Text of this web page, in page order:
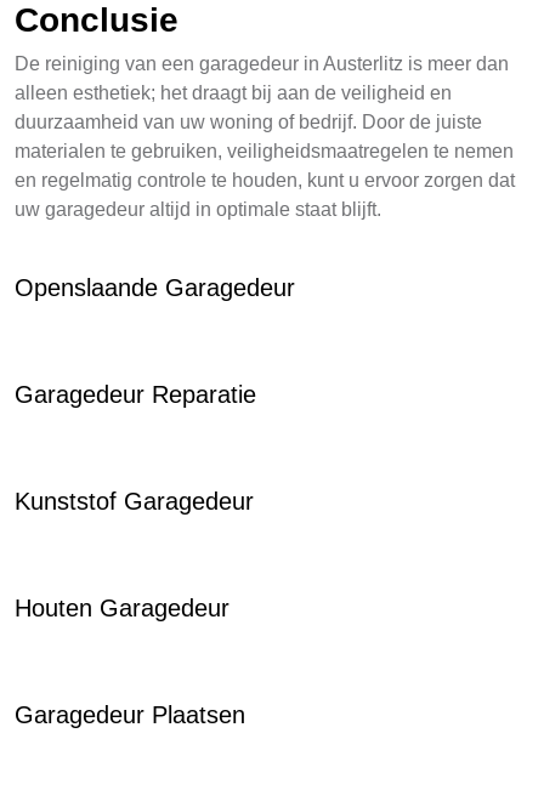
Conclusie
De reiniging van een garagedeur in Austerlitz is meer dan
alleen esthetiek; het draagt bij aan de veiligheid en
duurzaamheid van uw woning of bedrijf. Door de juiste
materialen te gebruiken, veiligheidsmaatregelen te nemen
en regelmatig controle te houden, kunt u ervoor zorgen dat
uw garagedeur altijd in optimale staat blijft.
Openslaande Garagedeur
Garagedeur Reparatie
Kunststof Garagedeur
Houten Garagedeur
Garagedeur Plaatsen